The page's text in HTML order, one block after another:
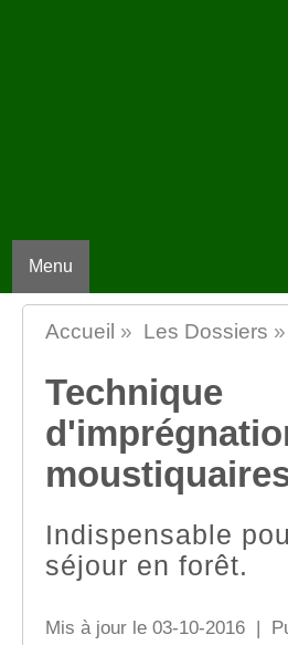
Menu
Accueil » Les Dossiers »
Technique
Indispensable
séjour en forêt.
Mis à jour le 03-10-2016 |